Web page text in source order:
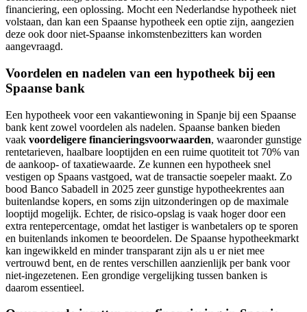
financiering, een oplossing. Mocht een Nederlandse hypotheek niet
volstaan, dan kan een Spaanse hypotheek een optie zijn, aangezien
deze ook door niet-Spaanse inkomstenbezitters kan worden
aangevraagd.
Voordelen en nadelen van een hypotheek bij een
Spaanse bank
Een hypotheek voor een vakantiewoning in Spanje bij een Spaanse
bank kent zowel voordelen als nadelen. Spaanse banken bieden
vaak voordeligere financieringsvoorwaarden, waaronder gunstige
rentetarieven, haalbare looptijden en een ruime quotiteit tot 70% van
de aankoop- of taxatiewaarde. Ze kunnen een hypotheek snel
vestigen op Spaans vastgoed, wat de transactie soepeler maakt. Zo
bood Banco Sabadell in 2025 zeer gunstige hypotheekrentes aan
buitenlandse kopers, en soms zijn uitzonderingen op de maximale
looptijd mogelijk. Echter, de risico-opslag is vaak hoger door een
extra rentepercentage, omdat het lastiger is wanbetalers op te sporen
en buitenlands inkomen te beoordelen. De Spaanse hypotheekmarkt
kan ingewikkeld en minder transparant zijn als u er niet mee
vertrouwd bent, en de rentes verschillen aanzienlijk per bank voor
niet-ingezetenen. Een grondige vergelijking tussen banken is
daarom essentieel.